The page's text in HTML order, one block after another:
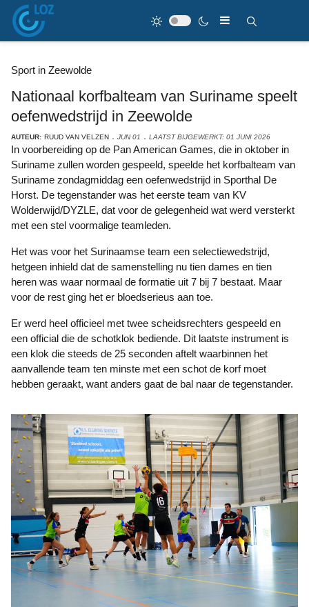
Sport in Zeewolde
Nationaal korfbalteam van Suriname speelt
oefenwedstrijd in Zeewolde
AUTEUR: RUUD VAN VELZEN JUN 01 LAATST BIJGEWERKT: 01 JUNI 2026
In voorbereiding op de Pan American Games, die in oktober in
Suriname zullen worden gespeeld, speelde het korfbalteam van
Suriname zondagmiddag een oefenwedstrijd in Sporthal De
Horst. De tegenstander was het eerste team van KV
Wolderwijd/DYZLE, dat voor de gelegenheid wat werd versterkt
met een stel voormalige teamleden.
Het was voor het Surinaamse team een selectiewedstrijd,
hetgeen inhield dat de samenstelling nu tien dames en tien
heren was waar normaal de formatie uit 7 bij 7 bestaat. Maar
voor de rest ging het er bloedserieus aan toe.
Er werd heel officieel met twee scheidsrechters gespeeld en
een official die de schotklok bediende. Dit laatste instrument is
een klok die steeds de 25 seconden aftelt waarbinnen het
aanvallende team ten minste met een schot de korf moet
hebben geraakt, want anders gaat de bal naar de tegenstander.